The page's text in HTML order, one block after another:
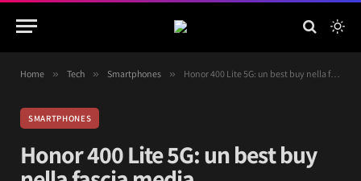
Home » Tech » Smartphones » Honor 400 Lite 5G: un best buy nella fascia media
SMARTPHONES
Honor 400 Lite 5G: un best buy